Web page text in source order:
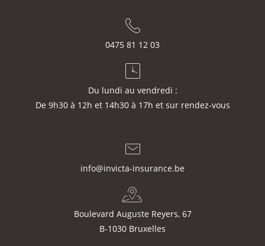
0475 81 12 03
Du lundi au vendredi :
De 9h30 à 12h et 14h30 à 17h et sur rendez-vous
info@invicta-insurance.be
Boulevard Auguste Reyers, 67
B-1030 Bruxelles